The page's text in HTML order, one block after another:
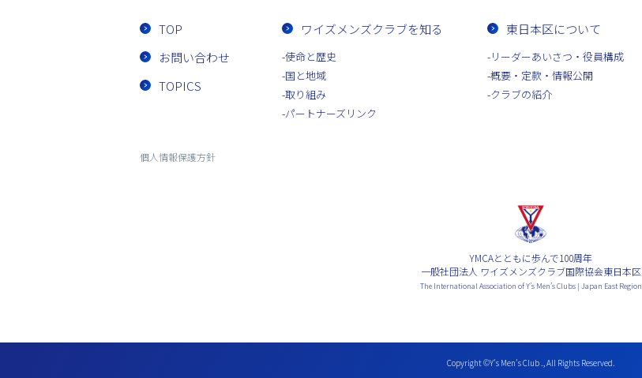
TOP
お問い合わせ
TOPICS
個人情報保護方針
ワイズメンズクラブを知る
使命と歴史
国と地域
取り組み
パートナーズリンク
東日本区について
リーダーあいさつ・役員構成
概要・定款・情報公開
クラブの紹介
YMCAとともに歩んで100周年
一般社団法人 ワイズメンズクラブ国際協会東日本区
The International Association of Y’s Men’s Clubs | Japan East Region
Copyright ©Y’s Men’s Club ., All Rights Reserved.